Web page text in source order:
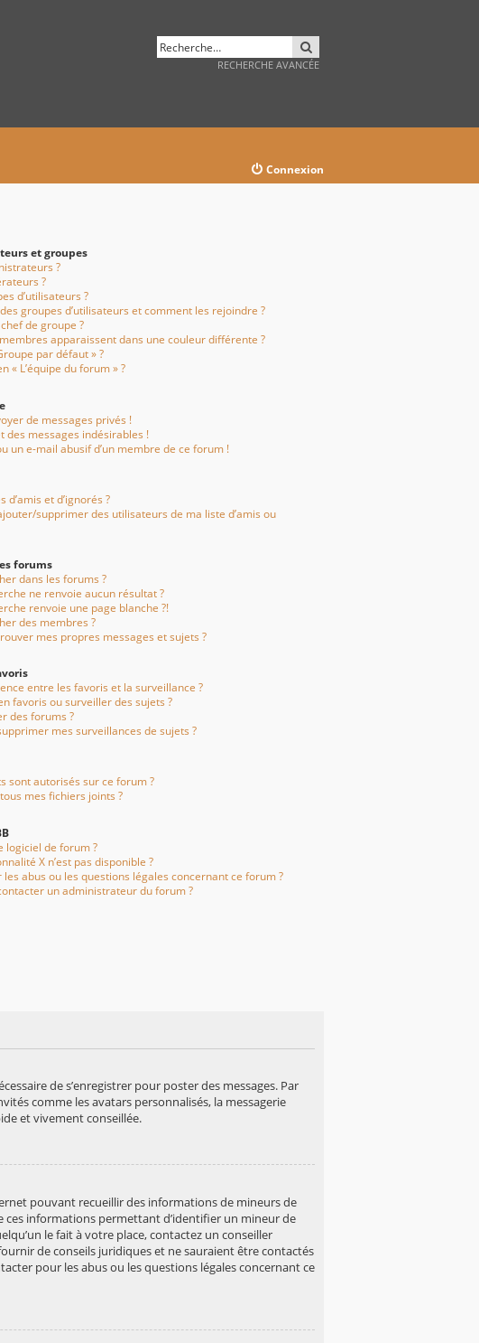
RECHERCHE AVANCÉE
Connexion
et groupes
?
?
d’utilisateurs ?
groupes d’utilisateurs et comment les rejoindre ?
de groupe ?
apparaissent dans une couleur différente ?
par défaut » ?
« L’équipe du forum » ?
de messages privés !
des messages indésirables !
un e-mail abusif d’un membre de ce forum !
d’amis et d’ignorés ?
supprimer des utilisateurs de ma liste d’amis ou
forums
dans les forums ?
ne renvoie aucun résultat ?
renvoie une page blanche ?!
des membres ?
mes propres messages et sujets ?
entre les favoris et la surveillance ?
favoris ou surveiller des sujets ?
des forums ?
mes surveillances de sujets ?
sont autorisés sur ce forum ?
mes fichiers joints ?
logiciel de forum ?
X n’est pas disponible ?
abus ou les questions légales concernant ce forum ?
un administrateur du forum ?
de s’enregistrer pour poster des messages. Par
comme les avatars personnalisés, la messagerie
et vivement conseillée.
pouvant recueillir des informations de mineurs de
ces informations permettant d’identifier un mineur de
le fait à votre place, contactez un conseiller
de conseils juridiques et ne sauraient être contactés
pour les abus ou les questions légales concernant ce